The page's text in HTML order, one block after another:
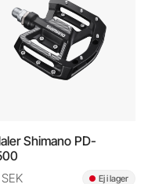
Shimano PD-
Ej i lager